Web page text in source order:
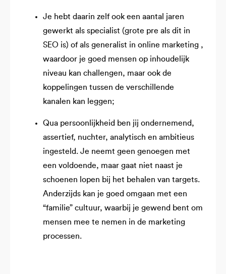
Je hebt daarin zelf ook een aantal jaren
gewerkt als specialist (grote pre als dit in
SEO is) of als generalist in online marketing ,
waardoor je goed mensen op inhoudelijk
niveau kan challengen, maar ook de
koppelingen tussen de verschillende
kanalen kan leggen;
Qua persoonlijkheid ben jij ondernemend,
assertief, nuchter, analytisch en ambitieus
ingesteld. Je neemt geen genoegen met
een voldoende, maar gaat niet naast je
schoenen lopen bij het behalen van targets.
Anderzijds kan je goed omgaan met een
“familie” cultuur, waarbij je gewend bent om
mensen mee te nemen in de marketing
processen.